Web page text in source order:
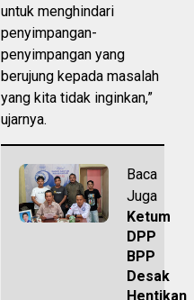
untuk menghindari
penyimpangan-
penyimpangan yang
berujung kepada masalah
yang kita tidak inginkan,”
ujarnya.
Baca
Juga
Ketum
DPP
BPP
Desak
Hentikan